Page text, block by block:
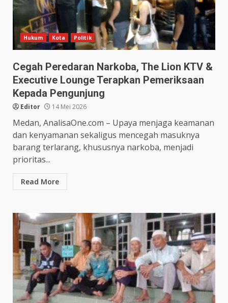
Hukum Kota Politik
Cegah Peredaran Narkoba, The Lion KTV &
Executive Lounge Terapkan Pemeriksaan
Kepada Pengunjung
Editor 14 Mei 2026
Medan, AnalisaOne.com – Upaya menjaga keamanan
dan kenyamanan sekaligus mencegah masuknya
barang terlarang, khususnya narkoba, menjadi
prioritas...
Read More